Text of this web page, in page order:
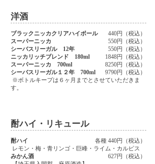
洋酒
ブラックニッカクリアハイボール
スーパーニッカ
シーバスリーガル 12年
ニッカリッチブレンド 180ml
スーパーニッカ 700ml
シーバスリーガル１２年 700ml
※ボトルキープは６ヶ月までとさせていただきま
す。
440円（税込）
550円（税込）
550円（税込）
1848円（税込）
8250円（税込）
9790円（税込）
酎ハイ・リキュール
酎ハイ
レモン・梅・青リンゴ・巨峰・ライム・カルピス
みかん酒
各種 440円（税込）
627円（税込）